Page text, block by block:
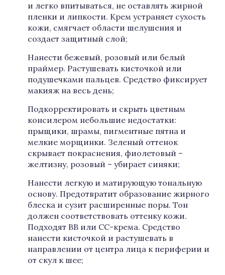
и легко впитываться, не оставлять жирной
пленки и липкости. Крем устраняет сухость
кожи, смягчает области шелушения и
создает защитный слой;
Нанести бежевый, розовый или белый
праймер. Растушевать кисточкой или
подушечками пальцев. Средство фиксирует
макияж на весь день;
Подкорректировать и скрыть цветным
консилером небольшие недостатки:
прыщики, шрамы, пигментные пятна и
мелкие морщинки. Зеленый оттенок
скрывает покраснения, фиолетовый –
желтизну, розовый – убирает синяки;
Нанести легкую и матирующую тональную
основу. Предотвратит образование жирного
блеска и сузит расширенные поры. Тон
должен соответствовать оттенку кожи.
Подходят ВВ или СС-крема. Средство
нанести кисточкой и растушевать в
направлении от центра лица к периферии и
от скул к шее;